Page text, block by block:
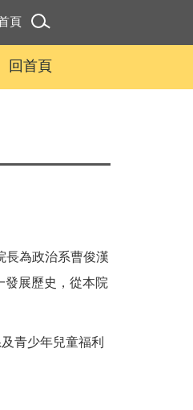
頁
回首頁
長為政治系曹俊漢
發展歷史，從本院
青少年兒童福利